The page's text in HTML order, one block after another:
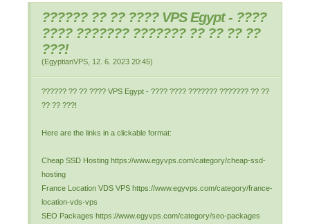
?????? ?? ?? ???? VPS Egypt - ????
???? ??????? ??????? ?? ?? ?? ??
???!
(EgyptianVPS 12. 6. 2023 20:45)
?????? ?? ?? ???? VPS Egypt - ???? ???? ??????? ??????? ?? ??
?? ?? ???!
Here are the links in a clickable format:
Cheap SSD Hosting https://www.egyvps.com/category/cheap-ssd-
hosting
France Location VDS VPS https://www.egyvps.com/category/france-
location-vds-vps
SEO Packages https://www.egyvps.com/category/seo-packages